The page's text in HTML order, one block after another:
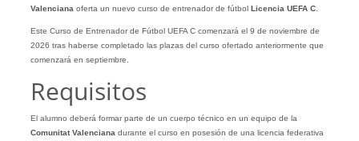
Valenciana oferta un nuevo curso de entrenador de fútbol Licencia UEFA C.
Este Curso de Entrenador de Fútbol UEFA C comenzará el 9 de noviembre de
2026 tras haberse completado las plazas del curso ofertado anteriormente que
comenzará en septiembre.
Requisitos
El alumno deberá formar parte de un cuerpo técnico en un equipo de la
Comunitat Valenciana durante el curso en posesión de una licencia federativa